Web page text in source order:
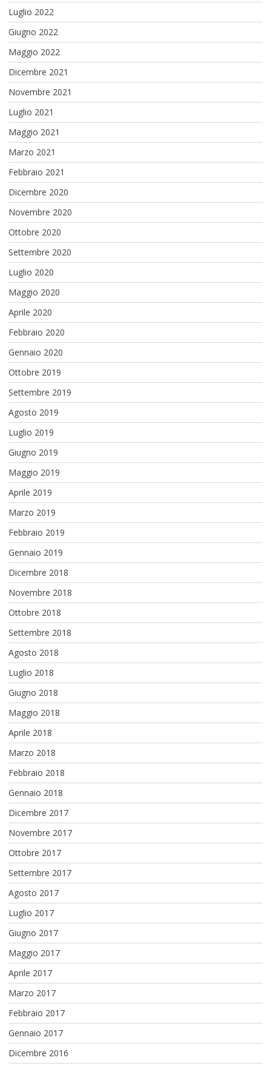
Luglio 2022
Giugno 2022
Maggio 2022
Dicembre 2021
Novembre 2021
Luglio 2021
Maggio 2021
Marzo 2021
Febbraio 2021
Dicembre 2020
Novembre 2020
Ottobre 2020
Settembre 2020
Luglio 2020
Maggio 2020
Aprile 2020
Febbraio 2020
Gennaio 2020
Ottobre 2019
Settembre 2019
Agosto 2019
Luglio 2019
Giugno 2019
Maggio 2019
Aprile 2019
Marzo 2019
Febbraio 2019
Gennaio 2019
Dicembre 2018
Novembre 2018
Ottobre 2018
Settembre 2018
Agosto 2018
Luglio 2018
Giugno 2018
Maggio 2018
Aprile 2018
Marzo 2018
Febbraio 2018
Gennaio 2018
Dicembre 2017
Novembre 2017
Ottobre 2017
Settembre 2017
Agosto 2017
Luglio 2017
Giugno 2017
Maggio 2017
Aprile 2017
Marzo 2017
Febbraio 2017
Gennaio 2017
Dicembre 2016